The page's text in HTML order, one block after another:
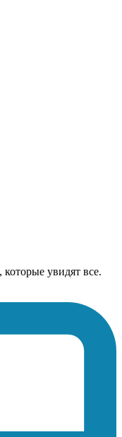
увидят все.